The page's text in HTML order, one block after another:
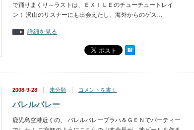
で踊りまくり～ラストは、ＥＸＩＬＥのチューチュートレイ
ン！ 沢山のリスナーにも出会えたし、海外からのゲス…
詳細を見る
2008-9-28 未分類 コメントを書く
バレルバレー
鹿児島空港近くの、 バレルバレープラハ＆ＧＥＮでパーティー